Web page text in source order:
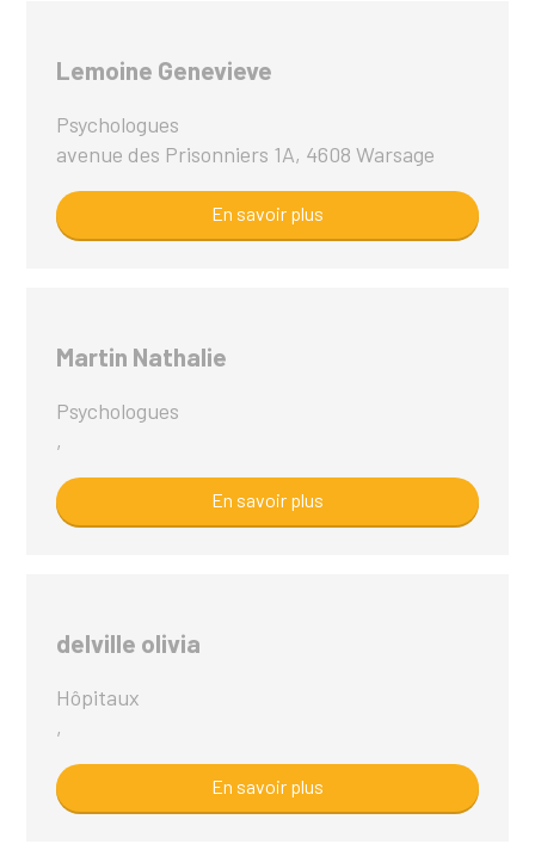
Lemoine Genevieve
Psychologues
avenue des Prisonniers 1A, 4608 Warsage
En savoir plus
Martin Nathalie
Psychologues
,
En savoir plus
delville olivia
Hôpitaux
,
En savoir plus